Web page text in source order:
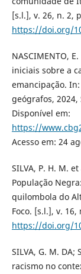
[s.l.], v. 26, n. 2,
https://doi.org/
NASCIMENTO,
iniciais sobre a
emancipação.
geógrafos, 2024,
Disponível em:
https://
Acesso em: 24
SILVA, P. H. M.
População
quilombola do
Foco. [s.l.], v.
https://doi.org/
SILVA, G. M.
racismo no